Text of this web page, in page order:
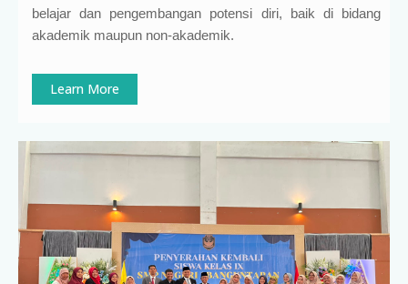
belajar dan pengembangan potensi diri, baik di bidang
akademik maupun non-akademik.
Learn More